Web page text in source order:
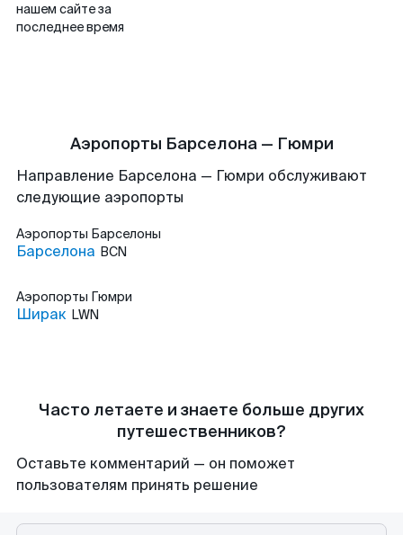
нашем сайте за
последнее время
Аэропорты Барселона — Гюмри
Направление Барселона — Гюмри обслуживают
следующие аэропорты
Аэропорты Барселоны
Барселона BCN
Аэропорты Гюмри
Ширак LWN
Часто летаете и знаете больше других
путешественников?
Оставьте комментарий — он поможет
пользователям принять решение